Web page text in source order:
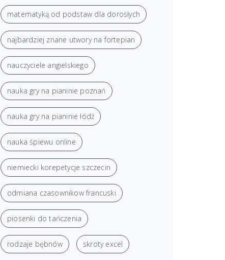
matematyką od podstaw dla dorosłych
najbardziej znane utwory na fortepian
nauczyciele angielskiego
nauka gry na pianinie poznań
nauka gry na pianinie łódź
nauka śpiewu online
niemiecki korepetycje szczecin
odmiana czasownikow francuski
piosenki do tańczenia
rodzaje bębnów skroty excel